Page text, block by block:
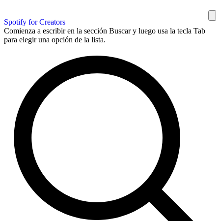
Spotify for Creators
Comienza a escribir en la sección Buscar y luego usa la tecla Tab
para elegir una opción de la lista.